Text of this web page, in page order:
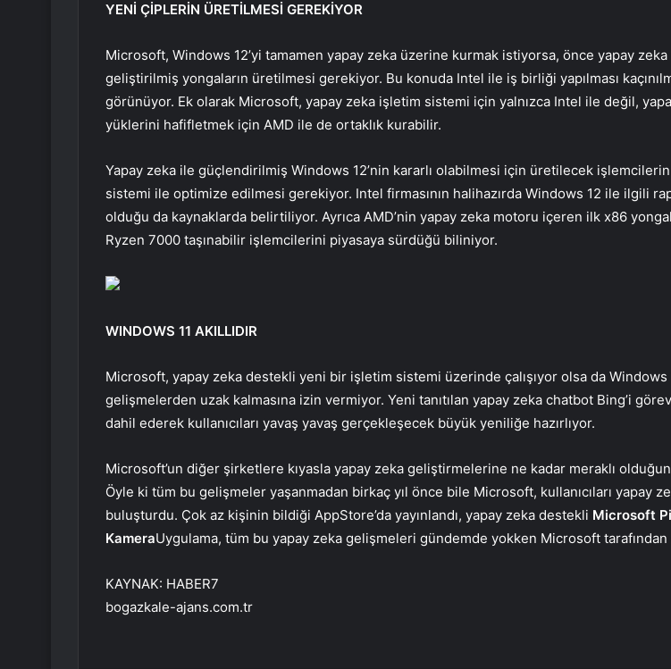
YENİ ÇİPLERİN ÜRETİLMESİ GEREKİYOR
Microsoft, Windows 12’yi tamamen yapay zeka üzerine kurmak istiyorsa, önce yapay zeka
geliştirilmiş yongaların üretilmesi gerekiyor. Bu konuda Intel ile iş birliği yapılması
görünüyor. Ek olarak Microsoft, yapay zeka işletim sistemi için yalnızca Intel ile değil,
yüklerini hafifletmek için AMD ile de ortaklık kurabilir.
Yapay zeka ile güçlendirilmiş Windows 12’nin kararlı olabilmesi için üretilecek
sistemi ile optimize edilmesi gerekiyor. Intel firmasının halihazırda Windows 12 ile ilgili
olduğu da kaynaklarda belirtiliyor. Ayrıca AMD’nin yapay zeka motoru içeren ilk x86
Ryzen 7000 taşınabilir işlemcilerini piyasaya sürdüğü biliniyor.
WINDOWS 11 AKILLIDIR
Microsoft, yapay zeka destekli yeni bir işletim sistemi üzerinde çalışıyor olsa da Windows
gelişmelerden uzak kalmasına izin vermiyor. Yeni tanıtılan yapay zeka chatbot Bing’i
dahil ederek kullanıcıları yavaş yavaş gerçekleşecek büyük yeniliğe hazırlıyor.
Microsoft’un diğer şirketlere kıyasla yapay zeka geliştirmelerine ne kadar meraklı
Öyle ki tüm bu gelişmeler yaşanmadan birkaç yıl önce bile Microsoft, kullanıcıları yapay
buluşturdu. Çok az kişinin bildiği AppStore’da yayınlandı, yapay zeka destekli Microsoft
KameraUygulama, tüm bu yapay zeka gelişmeleri gündemde yokken Microsoft
KAYNAK: HABER7
bogazkale-ajans.com.tr